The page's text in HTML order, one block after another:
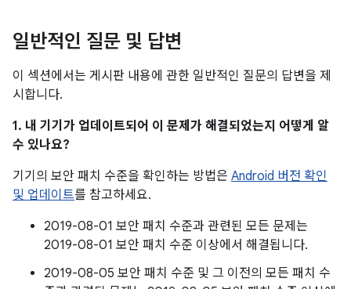
일반적인 질문 및 답변
이 섹션에서는 게시판 내용에 관한 일반적인 질문의 답변을 제
시합니다.
1. 내 기기가 업데이트되어 이 문제가 해결되었는지 어떻게 알
수 있나요?
기기의 보안 패치 수준을 확인하는 방법은 Android 버전 확인
및 업데이트를 참고하세요.
2019-08-01 보안 패치 수준과 관련된 모든 문제는
2019-08-01 보안 패치 수준 이상에서 해결됩니다.
2019-08-05 보안 패치 수준 및 그 이전의 모든 패치 수